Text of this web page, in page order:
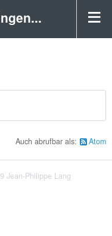
Auch abrufbar als: Atom
Jean-Philippe Lang